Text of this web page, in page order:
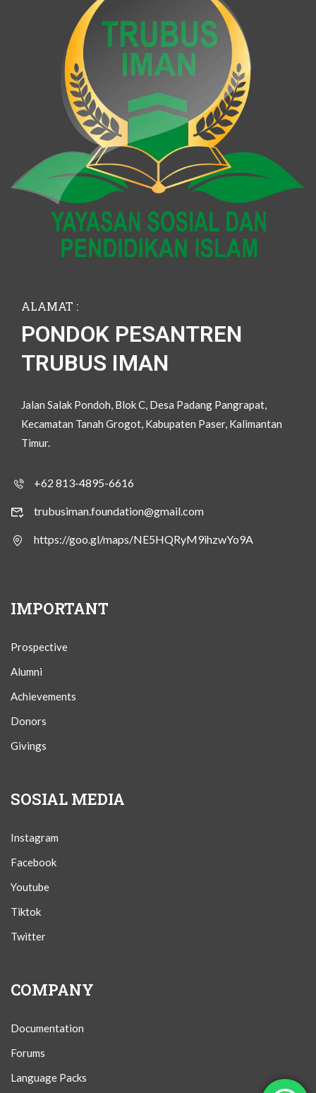
ALAMAT :
PONDOK PESANTREN
TRUBUS IMAN
Jalan Salak Pondoh, Blok C, Desa Padang Pangrapat,
Kecamatan Tanah Grogot, Kabupaten Paser, Kalimantan
Timur.
+62 813-4895-6616
trubusiman.foundation@gmail.com
https://goo.gl/maps/NE5HQRyM9ihzwYo9A
IMPORTANT
Prospective
Alumni
Achievements
Donors
Givings
SOSIAL MEDIA
Instagram
Facebook
Youtube
Tiktok
Twitter
COMPANY
Documentation
Forums
Language Packs